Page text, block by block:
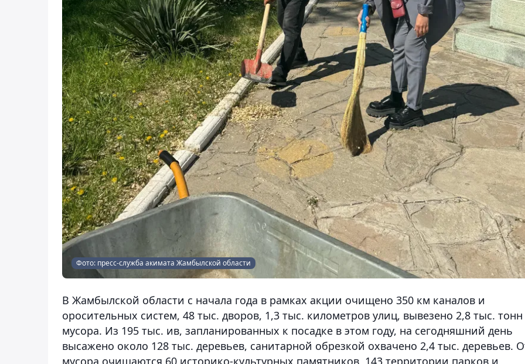
Фото: пресс-служба акимата Жамбылской области
В Жамбылской области с начала года в рамках акции очищено 350 км каналов и
оросительных систем, 48 тыс. дворов, 1,3 тыс. километров улиц, вывезено 2,8 тыс. тонн
мусора. Из 195 тыс. ив, запланированных к посадке в этом году, на сегодняшний день
высажено около 128 тыс. деревьев, санитарной обрезкой охвачено 2,4 тыс. деревьев.
мусора очищаются 60 историко-культурных памятников, 143 территории парков и